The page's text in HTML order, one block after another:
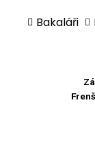
Bakaláři